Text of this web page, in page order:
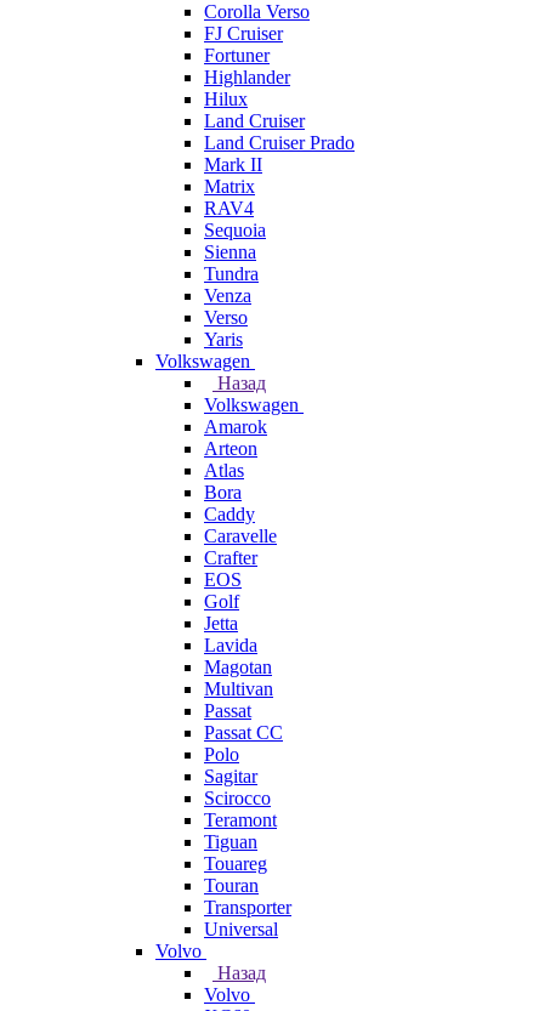
Corolla Verso
FJ Cruiser
Fortuner
Highlander
Hilux
Land Cruiser
Land Cruiser Prado
Mark II
Matrix
RAV4
Sequoia
Sienna
Tundra
Venza
Verso
Yaris
Volkswagen
Назад
Volkswagen
Amarok
Arteon
Atlas
Bora
Caddy
Caravelle
Crafter
EOS
Golf
Jetta
Lavida
Magotan
Multivan
Passat
Passat CC
Polo
Sagitar
Scirocco
Teramont
Tiguan
Touareg
Touran
Transporter
Universal
Volvo
Назад
Volvo